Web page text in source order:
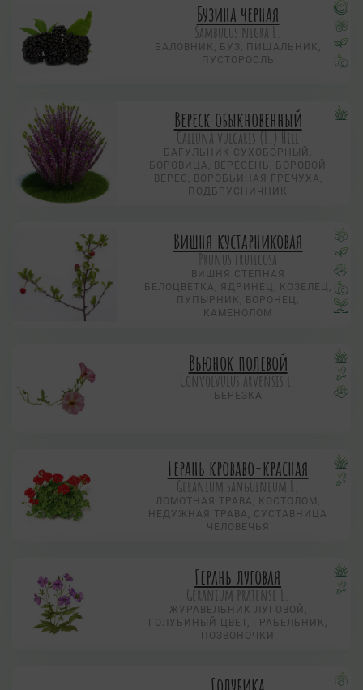
Бузина черная
Sambucus nigra L.
БАЛОВНИК, БУЗ, ПИЩАЛЬНИК,
ПУСТОРОСЛЬ
Вереск обыкновенный
Calluna vulgaris (L.) Hill
БАГУЛЬНИК СУХОБОРНЫЙ,
БОРОВИЦА, ВЕРЕСЕНЬ, БОРОВОЙ
ВЕРЕС, ВОРОБЬИНАЯ ГРЕЧУХА,
ПОДБРУСНИЧНИК
Вишня кустарниковая
Prunus fruticosa
ВИШНЯ СТЕПНАЯ
БЕЛОЦВЕТКА, ЯДРИНЕЦ, КОЗЕЛЕЦ,
ПУПЫРНИК, ВОРОНЕЦ,
КАМЕНОЛОМ
Вьюнок полевой
Convolvulus arvensis L.
БЕРЕЗКА
Герань кроваво-красная
Geranium sanguineum L.
ЛОМОТНАЯ ТРАВА, КОСТОЛОМ,
НЕДУЖНАЯ ТРАВА, СУСТАВНИЦА
ЧЕЛОВЕЧЬЯ
Герань луговая
Geranium pratense L.
ЖУРАВЕЛЬНИК ЛУГОВОЙ,
ГОЛУБИНЫЙ ЦВЕТ, ГРАБЕЛЬНИК,
ПОЗВОНОЧКИ